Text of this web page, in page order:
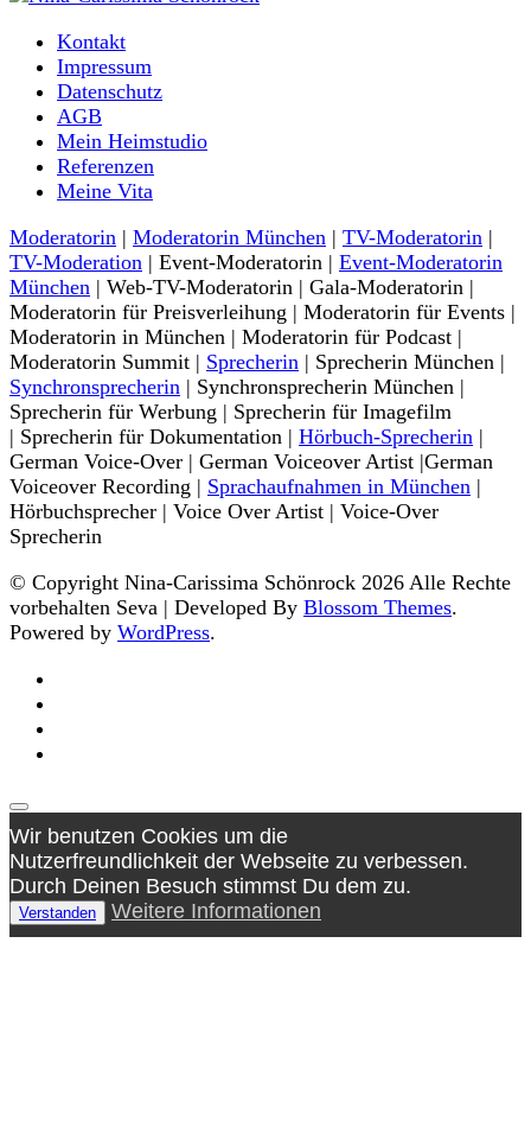
Nina-Carissima Schönrock
Moderatorin und Sprecherin
Kontakt
Impressum
Datenschutz
AGB
Mein Heimstudio
Referenzen
Meine Vita
Moderatorin | Moderatorin München | TV-Moderatorin |
TV-Moderation | Event-Moderatorin | Event-Moderatorin
München | Web-TV-Moderatorin | Gala-Moderatorin |
Moderatorin für Preisverleihung | Moderatorin für Events |
Moderatorin in München | Moderatorin für Podcast |
Moderatorin Summit | Sprecherin | Sprecherin München |
Synchronsprecherin | Synchronsprecherin München |
Sprecherin für Werbung | Sprecherin für Imagefilm
| Sprecherin für Dokumentation | Hörbuch-Sprecherin |
German Voice-Over | German Voiceover Artist |German
Voiceover Recording | Sprachaufnahmen in München |
Hörbuchsprecher | Voice Over Artist | Voice-Over
Sprecherin
© Copyright Nina-Carissima Schönrock 2026 Alle Rechte
vorbehalten Seva | Developed By Blossom Themes.
Powered by WordPress.
Wir benutzen Cookies um die
Nutzerfreundlichkeit der Webseite zu verbessen.
Durch Deinen Besuch stimmst Du dem zu.
Verstanden Weitere Informationen